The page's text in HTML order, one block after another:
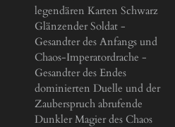
legendären Karten Schwarz
Glänzender Soldat -
Gesandter des Anfangs und
Chaos-Imperatordrache -
Gesandter des Endes
dominierten Duelle und der
Zauberspruch abrufende
Dunkler Magier des Chaos